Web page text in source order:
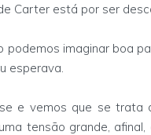
Carter está por ser
podemos imaginar boa
esperava.
e vemos que se trata
tensão grande,